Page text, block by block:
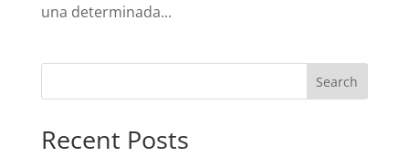
una determinada...
Recent Posts